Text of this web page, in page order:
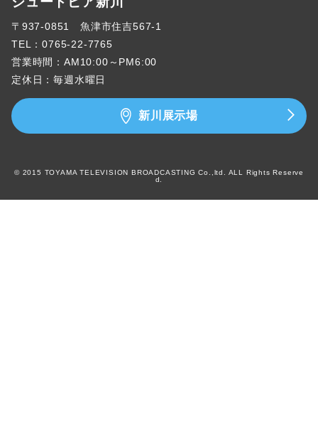
〒937-0851 魚津市住吉567-1
TEL：0765-22-7765
営業時間：AM10:00～PM6:00
定休日：毎週水曜日
新川展示場
© 2015 TOYAMA TELEVISION BROADCASTING Co.,ltd. ALL Rights Reserve
d.